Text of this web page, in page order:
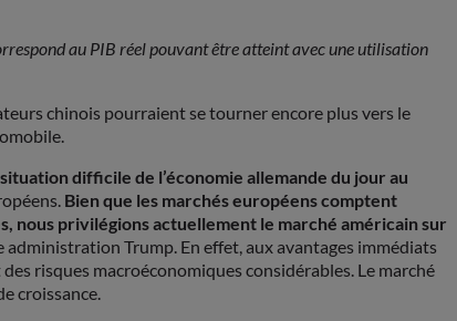
au PIB réel pouvant être atteint avec une utilisation
chinois pourraient se tourner encore plus vers le
difficile de l’économie allemande du jour au
Bien que les marchés européens comptent
nous privilégions actuellement le marché américain sur
Trump. En effet, aux avantages immédiats
risques macroéconomiques considérables. Le marché
croissance.